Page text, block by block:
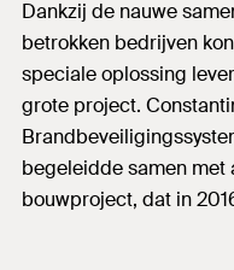
Dankzij de nauwe
betrokken bedrijven
speciale oplossing
grote project.
begeleidde samen
bouwproject, dat in